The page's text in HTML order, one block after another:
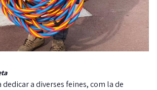
dedicar a diverses feines, com la de